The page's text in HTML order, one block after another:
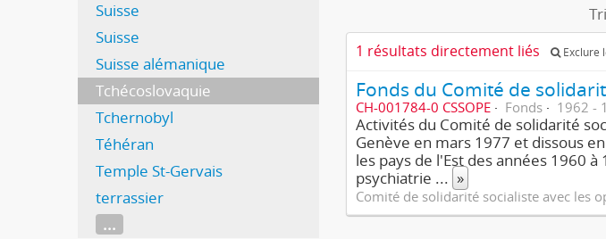
Suisse
Suisse
Suisse alémanique
Tchécoslovaquie
Tchernobyl
Téhéran
Temple St-Gervais
terrassier
...
1 résultats directement liés Exclure
CH-001784-0 CSSOPE Fonds 1962 -
Activités du Comité de solidarité
Genève en mars 1977 et dissous
les pays de l'Est des années 1960
psychiatrie ... »
Comité de solidarité socialiste avec les